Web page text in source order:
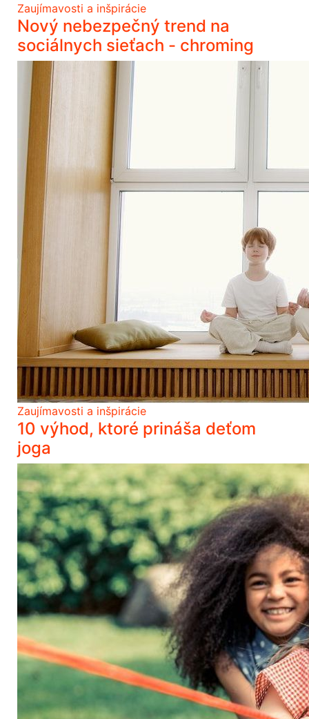
Zaujímavosti a inšpirácie
Nový nebezpečný trend na
sociálnych sieťach - chroming
Zaujímavosti a inšpirácie
10 výhod, ktoré prináša deťom
joga